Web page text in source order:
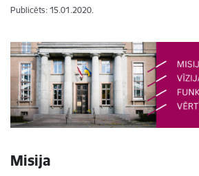
Publicēts: 15.01.2020.
Misija